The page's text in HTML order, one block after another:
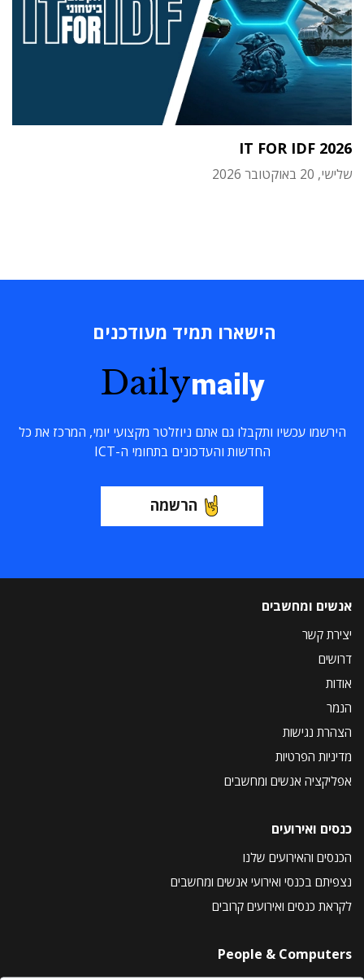
IT FOR IDF 2026
שלישי, 20 באוקטובר 2026
הישארו תמיד מעודכנים
Dailymaily
הירשמו עכשיו ותקבלו גם אתם ניוזלטר מקצועי יומי, המרכז את כל
החדשות והעדכונים בתחומי ה-ICT
הרשמה
אנשים ומחשבים
יצירת קשר
דרושים
אודות
הנמר
הצהרת נגישות
מדיניות הפרטיות
אפליקציה אנשים ומחשבים
כנסים ואירועים
הכנסים והאירועים שלנו
נצפיתם בכנסי ואירועי אנשים ומחשבים
לקראת כנסים ואירועים קרובים
People & Computers